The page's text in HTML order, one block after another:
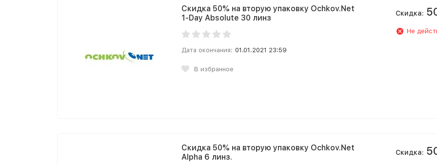
Скидка 50% на вторую упаковку Ochkov.Net
1-Day Absolute 30 линз
Дата окончания: 01.01.2021 23:59
В избранное
Скидка:
Не
Скидка 50% на вторую упаковку Ochkov.Net
Alpha 6 линз.
Скидка: